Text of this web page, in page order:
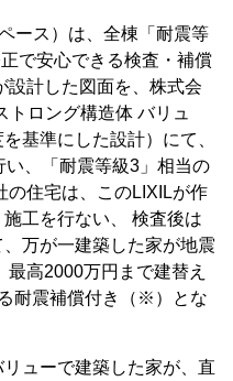
ース）は、全棟「耐震等
で安心できる検査・補償
設計した図面を、株式会
トロング構造体 バリュ
基準にした設計）にて、
、「耐震等級3」相当の
の住宅は、このLIXILが作
工を行ない、 検査後は
万が一建築した家が地震
高2000万円まで建替え
耐震補償付き（※）とな
ューで建築した家が、直